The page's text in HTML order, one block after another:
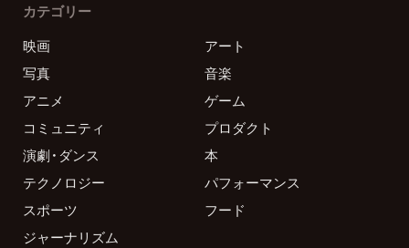
カテゴリー
映画
アート
写真
音楽
アニメ
ゲーム
コミュニティ
プロダクト
演劇・ダンス
本
テクノロジー
パフォーマンス
スポーツ
フード
ジャーナリズム